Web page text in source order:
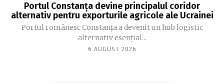
Portul Constanța devine principalul coridor
alternativ pentru exporturile agricole ale Ucrainei
Portul românesc Constanța a devenit un hub logistic
alternativ esențial...
6 AUGUST 2026